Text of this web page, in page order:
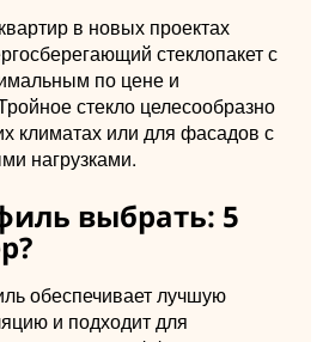
в новых проектах
стеклопакет с
по цене и
стекло целесообразно
климатах или для фасадов с
нагрузками.
выбрать: 5
обеспечивает лучшую
и подходит для